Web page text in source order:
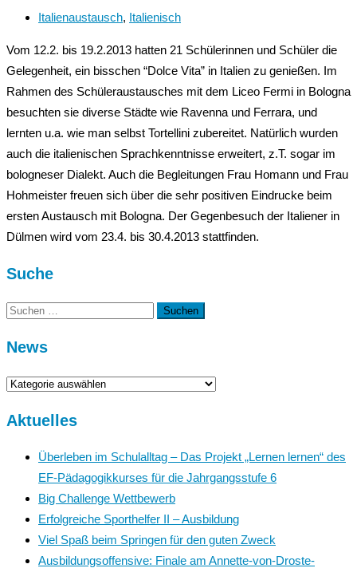
Italienaustausch, Italienisch
Vom 12.2. bis 19.2.2013 hatten 21 Schülerinnen und Schüler die
Gelegenheit, ein bisschen “Dolce Vita” in Italien zu genießen. Im
Rahmen des Schüleraustausches mit dem Liceo Fermi in Bologna
besuchten sie diverse Städte wie Ravenna und Ferrara, und
lernten u.a. wie man selbst Tortellini zubereitet. Natürlich wurden
auch die italienischen Sprachkenntnisse erweitert, z.T. sogar im
bologneser Dialekt. Auch die Begleitungen Frau Homann und Frau
Hohmeister freuen sich über die sehr positiven Eindrucke beim
ersten Austausch mit Bologna. Der Gegenbesuch der Italiener in
Dülmen wird vom 23.4. bis 30.4.2013 stattfinden.
Suche
Suchen
News
News
Aktuelles
Überleben im Schulalltag – Das Projekt „Lernen lernen“ des
EF-Pädagogikkurses für die Jahrgangsstufe 6
Big Challenge Wettbewerb
Erfolgreiche Sporthelfer II – Ausbildung
Viel Spaß beim Springen für den guten Zweck
Ausbildungsoffensive: Finale am Annette-von-Droste-